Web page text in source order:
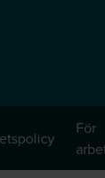
För